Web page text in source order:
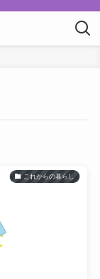
これからの暮らし